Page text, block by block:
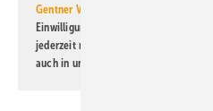
Gentner Verlag GmbH & Co. KG
Einwilligung kann ich jederzeit
jederzeit möglich. Informationen zum
auch in unserer